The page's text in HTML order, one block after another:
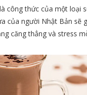
công thức của một loại
của người Nhật Bản sẽ
căng thẳng và stress